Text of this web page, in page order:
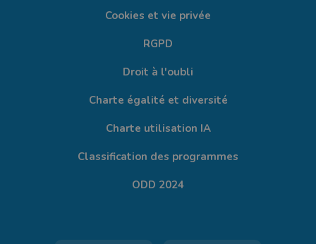
Cookies et vie privée
RGPD
Droit à l'oubli
Charte égalité et diversité
Charte utilisation IA
Classification des programmes
ODD 2024